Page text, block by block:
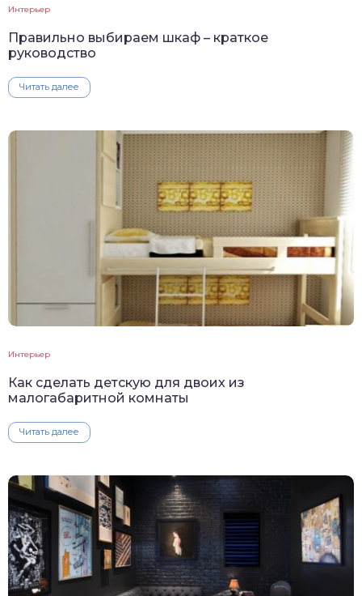
Интерьер
Правильно выбираем шкаф – краткое
руководство
Читать далее
Интерьер
Как сделать детскую для двоих из
малогабаритной комнаты
Читать далее